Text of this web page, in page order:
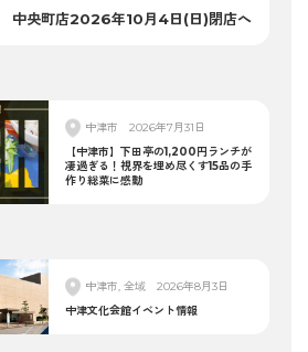
中央町店2026年10月4日(日)閉店へ
中津市
2026年7月31日
【中津市】下田亭の1,200円ランチが
凄過ぎる！視界を埋め尽くす15品の手
作り総菜に感動
中津市, 全域
2026年8月3日
中津文化会館イベント情報